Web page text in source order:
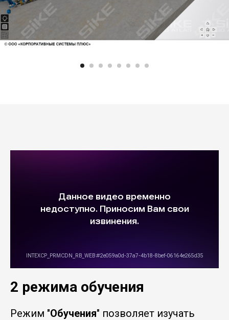
2 режима обучения
Режим "Обучения" позволяет изучать